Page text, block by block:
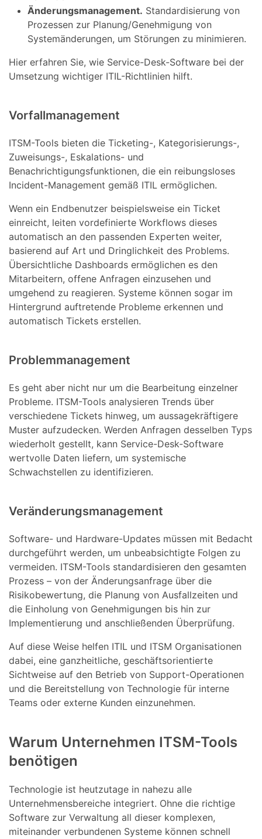
Änderungsmanagement. Standardisierung von
Prozessen zur Planung/Genehmigung von
Systemänderungen, um Störungen zu minimieren.
Hier erfahren Sie, wie Service-Desk-Software bei der
Umsetzung wichtiger ITIL-Richtlinien hilft.
Vorfallmanagement
ITSM-Tools bieten die Ticketing-, Kategorisierungs-,
Zuweisungs-, Eskalations- und
Benachrichtigungsfunktionen, die ein reibungsloses
Incident-Management gemäß ITIL ermöglichen.
Wenn ein Endbenutzer beispielsweise ein Ticket
einreicht, leiten vordefinierte Workflows dieses
automatisch an den passenden Experten weiter,
basierend auf Art und Dringlichkeit des Problems.
Übersichtliche Dashboards ermöglichen es den
Mitarbeitern, offene Anfragen einzusehen und
umgehend zu reagieren. Systeme können sogar im
Hintergrund auftretende Probleme erkennen und
automatisch Tickets erstellen.
Problemmanagement
Es geht aber nicht nur um die Bearbeitung einzelner
Probleme. ITSM-Tools analysieren Trends über
verschiedene Tickets hinweg, um aussagekräftigere
Muster aufzudecken. Werden Anfragen desselben Typs
wiederholt gestellt, kann Service-Desk-Software
wertvolle Daten liefern, um systemische
Schwachstellen zu identifizieren.
Veränderungsmanagement
Software- und Hardware-Updates müssen mit Bedacht
durchgeführt werden, um unbeabsichtigte Folgen zu
vermeiden. ITSM-Tools standardisieren den gesamten
Prozess – von der Änderungsanfrage über die
Risikobewertung, die Planung von Ausfallzeiten und
die Einholung von Genehmigungen bis hin zur
Implementierung und anschließenden Überprüfung.
Auf diese Weise helfen ITIL und ITSM Organisationen
dabei, eine ganzheitliche, geschäftsorientierte
Sichtweise auf den Betrieb von Support-Operationen
und die Bereitstellung von Technologie für interne
Teams oder externe Kunden einzunehmen.
Warum Unternehmen ITSM-Tools
benötigen
Technologie ist heutzutage in nahezu alle
Unternehmensbereiche integriert. Ohne die richtige
Software zur Verwaltung all dieser komplexen,
miteinander verbundenen Systeme können schnell